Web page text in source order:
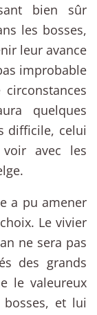
bien sûr
les bosses,
leur avance
improbable
quelques
difficile, celui
avec les
a pu amener
Le vivier
ne sera pas
des grands
le valeureux
bosses, et lui